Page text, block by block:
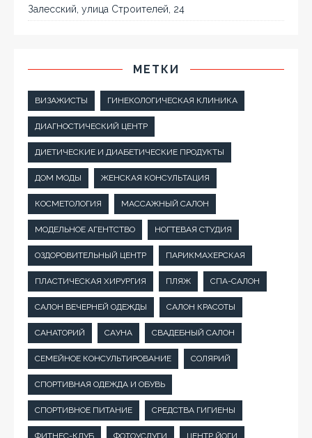
Залесский, улица Строителей, 24
МЕТКИ
ВИЗАЖИСТЫ ГИНЕКОЛОГИЧЕСКАЯ КЛИНИКА
ДИАГНОСТИЧЕСКИЙ ЦЕНТР
ДИЕТИЧЕСКИЕ И ДИАБЕТИЧЕСКИЕ ПРОДУКТЫ
ДОМ МОДЫ ЖЕНСКАЯ КОНСУЛЬТАЦИЯ
КОСМЕТОЛОГИЯ МАССАЖНЫЙ САЛОН
МОДЕЛЬНОЕ АГЕНТСТВО НОГТЕВАЯ СТУДИЯ
ОЗДОРОВИТЕЛЬНЫЙ ЦЕНТР ПАРИКМАХЕРСКАЯ
ПЛАСТИЧЕСКАЯ ХИРУРГИЯ ПЛЯЖ СПА-САЛОН
САЛОН ВЕЧЕРНЕЙ ОДЕЖДЫ САЛОН КРАСОТЫ
САНАТОРИЙ САУНА СВАДЕБНЫЙ САЛОН
СЕМЕЙНОЕ КОНСУЛЬТИРОВАНИЕ СОЛЯРИЙ
СПОРТИВНАЯ ОДЕЖДА И ОБУВЬ
СПОРТИВНОЕ ПИТАНИЕ СРЕДСТВА ГИГИЕНЫ
ФИТНЕС-КЛУБ ФОТОУСЛУГИ ЦЕНТР ЙОГИ